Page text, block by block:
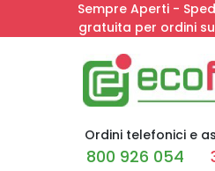
Sempre Aperti -
gratuita per ordini
Ordini telefonici e
800 926 054